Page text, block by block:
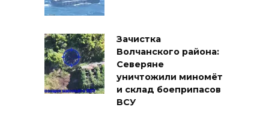
Зачистка
Волчанского района:
Северяне
уничтожили миномёт
и склад боеприпасов
ВСУ